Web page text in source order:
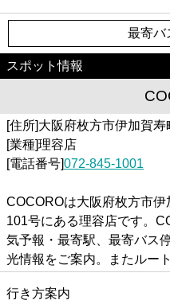
最寄バ
スポット情報
[住所]大阪府枚方市伊加賀
[業種]理容店
[電話番号]072-845-1001
COCOROは大阪府枚方市
101号にある理容店です。
気予報・最寄駅、最寄バス
光情報をご案内。またルー
行き方案内